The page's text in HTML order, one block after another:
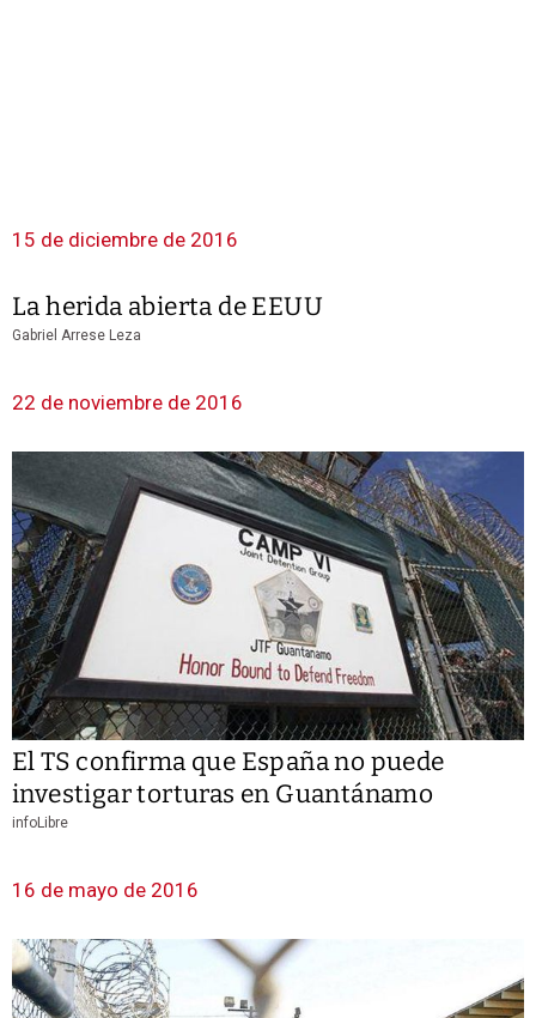
15 de diciembre de 2016
La herida abierta de EEUU
Gabriel Arrese Leza
22 de noviembre de 2016
El TS confirma que España no puede
investigar torturas en Guantánamo
infoLibre
16 de mayo de 2016